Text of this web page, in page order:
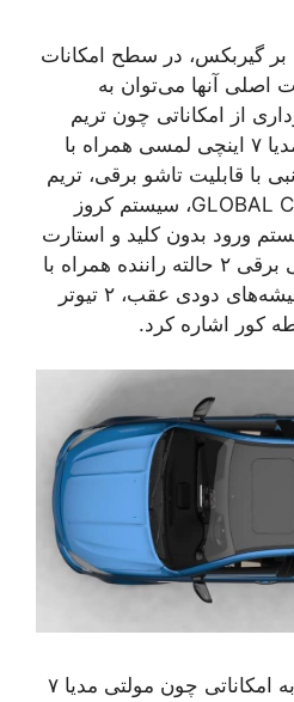
بر گیربکس، در سطح امکانات
اصلی آنها می‌توان به
از امکاناتی چون تریم
چرمی صندلی‌ها، مولتی مدیا ۷ اینچی لمسی همراه با
با قابلیت تاشو برقی، تریم
داخلی دو رنگ، GLOBAL CLOSING، سیستم کروز
ورود بدون کلید و استارت
دکمه‌ای، سانروف، صندلی برقی ۲ حالته راننده همراه با
گرمکن، سنسور باران، شیشه‌های دودی عقب، ۲ تیوتر
کور اشاره کرد.
نسخه‌های فول سهند نیز به امکاناتی چون مولتی مدیا ۷